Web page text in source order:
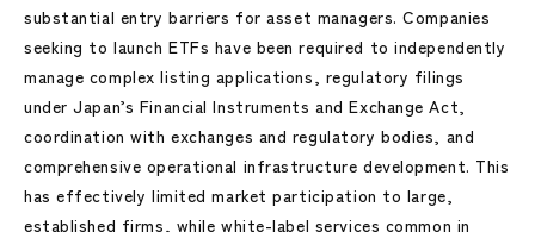
substantial entry barriers for asset managers. Companies
seeking to launch ETFs have been required to independently
manage complex listing applications, regulatory filings
under Japan’s Financial Instruments and Exchange Act,
coordination with exchanges and regulatory bodies, and
comprehensive operational infrastructure development. This
has effectively limited market participation to large,
established firms, while white-label services common in